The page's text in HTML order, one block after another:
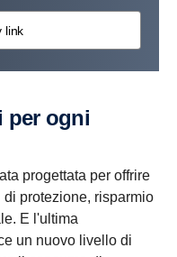
link
progettata per offrire
di protezione, risparmio
E l'ultima
un nuovo livello di